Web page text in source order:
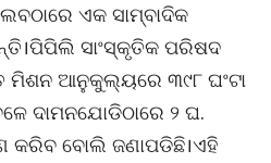
ଏକ ସାମ୍ବାଦିକ
ସାଂସ୍କୃତିକ ପରିଷଦ
ମିଶନ ଆନୁକୁଲ୍ୟରେ ୩୯୮ ଘଂଟା
ଦାମନଯୋଡିଠାରେ ୨ ଘ.
କରିବ ବୋଲି ଜଣାପଡିଛି।ଏହି